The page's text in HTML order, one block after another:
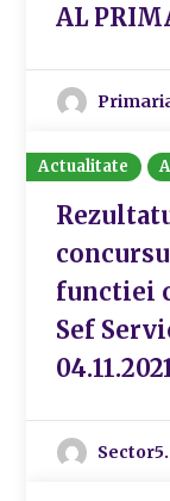
AL
Actualitate
functiei
Sef